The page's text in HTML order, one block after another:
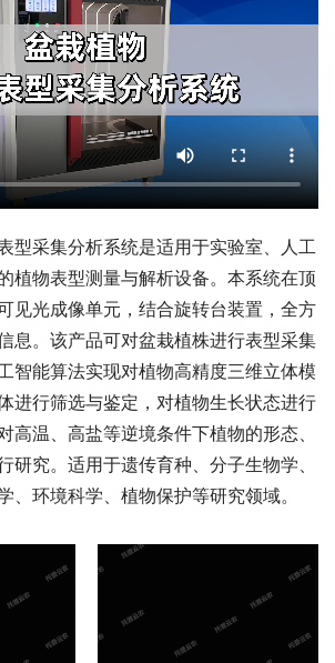
型采集分析系统是适用于实验室、人工
植物表型测量与解析设备。本系统在顶
见光成像单元，结合旋转台装置，全方
息。该产品可对盆栽植株进行表型采集
智能算法实现对植物高精度三维立体模
进行筛选与鉴定，对植物生长状态进行
高温、高盐等逆境条件下植物的形态、
研究。适用于遗传育种、分子生物学、
、环境科学、植物保护等研究领域。